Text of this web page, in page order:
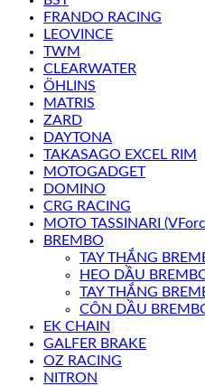
FRANDO RACING
LEOVINCE
TWM
CLEARWATER
ÖHLINS
MATRIS
ZARD
DAYTONA
TAKASAGO EXCEL RIM
MOTOGADGET
DOMINO
CRG RACING
MOTO TASSINARI
BREMBO
TAY THẮNG
HEO DẦU
TAY THẮNG
CÔN DẦU
EK CHAIN
GALFER BRAKE
OZ RACING
NITRON